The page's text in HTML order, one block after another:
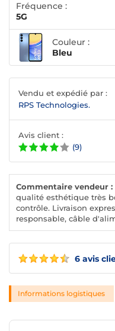
6 avis
Fréquence :
5G
Couleur :
Bleu
Vendu et expédié par :
RPS Technologies.
Avis client :
(9)
Commentaire vendeur :
qualité esthétique très
contrôle. Livraison
responsable, câble
Informations logistiques